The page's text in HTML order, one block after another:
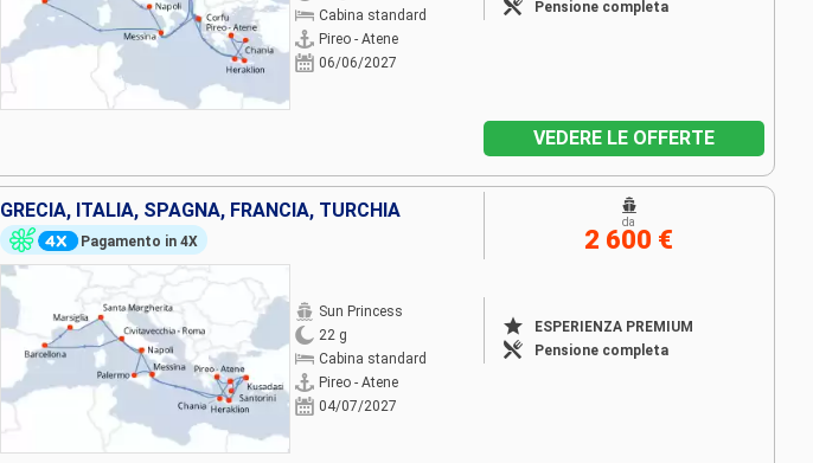
Cabina standard
Pireo - Atene
06/06/2027
Pensione completa
VEDERE LE OFFERTE
GRECIA, ITALIA, SPAGNA, FRANCIA, TURCHIA
Pagamento in 4X
Sun Princess
22 g
Cabina standard
Pireo - Atene
04/07/2027
ESPERIENZA PREMIUM
Pensione completa
da
2 600 €